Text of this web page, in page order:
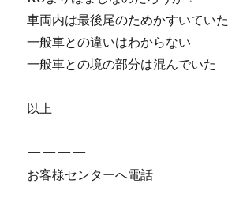
車両内は最後尾のためかすいていた
一般車との違いはわからない
一般車との境の部分は混んでいた
以上
————
お客様センターへ電話